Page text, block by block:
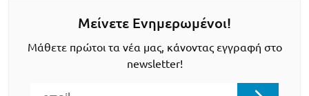
Μείνετε Ενημερωμένοι!
Μάθετε πρώτοι τα νέα μας, κάνοντας εγγραφή στο
newsletter!